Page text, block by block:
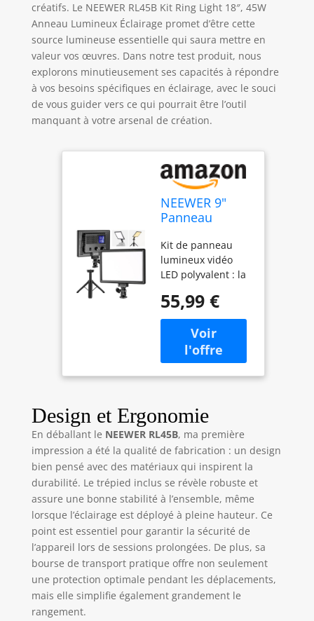
créatifs. Le NEEWER RL45B Kit Ring Light 18″, 45W
Anneau Lumineux Éclairage promet d’être cette
source lumineuse essentielle qui saura mettre en
valeur vos œuvres. Dans notre test produit, nous
explorons minutieusement ses capacités à répondre
à vos besoins spécifiques en éclairage, avec le souci
de vous guider vers ce qui pourrait être l’outil
manquant à votre arsenal de création.
NEEWER 9"
Panneau
lumière pour
appareil photo
reflex
numérique
avec mini
trépied,
batterie
4000mAh,
ports USB Type
C, 3200K ~
600Lux
photographie
vidéo
streamingt, NL-
116AI
Kit de panneau
lumineux vidéo
LED polyvalent : la
de 22,9 cm dispose
de 58 LED chaudes
et 58 LED froides,
offrant une sortie
maximale de 10 W
avec un éclairage
lux/0,5 m et un
indice de rendu
des couleurs élevé
(IRC) de 95+, idéal
pour les portraits,
la photographie de
studio vidéo, la
photographie de
produits, les flux
en direct, etc.
Également avec un
mini trépied pour
le réglage de la
hauteur, un
55,99 €
Design et Ergonomie
En déballant le NEEWER RL45B, ma première
impression a été la qualité de fabrication : un design
bien pensé avec des matériaux qui inspirent la
durabilité. Le trépied inclus se révèle robuste et
assure une bonne stabilité à l’ensemble, même
lorsque l’éclairage est déployé à pleine hauteur. Ce
point est essentiel pour garantir la sécurité de
l’appareil lors de sessions prolongées. De plus, sa
bourse de transport pratique offre non seulement
une protection optimale pendant les déplacements,
mais elle simplifie également grandement le
rangement.